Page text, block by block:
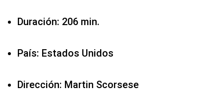
Duración: 206 min.
País: Estados Unidos
Dirección: Martin Scorsese